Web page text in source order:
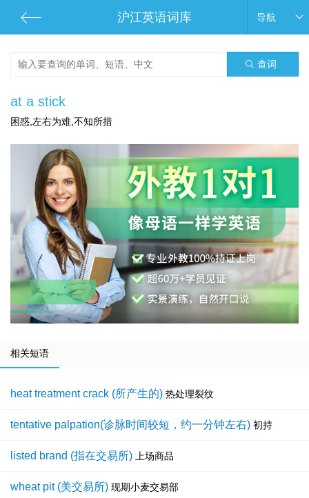
沪江英语词库 导航
查词
at a stick
困惑,左右为难,不知所措
相关短语
heat treatment crack (所产生的) 热处理裂纹
tentative palpation(诊脉时间较短，约一分钟左右) 初持
listed brand (指在交易所) 上场商品
wheat pit (美交易所) 现期小麦交易部